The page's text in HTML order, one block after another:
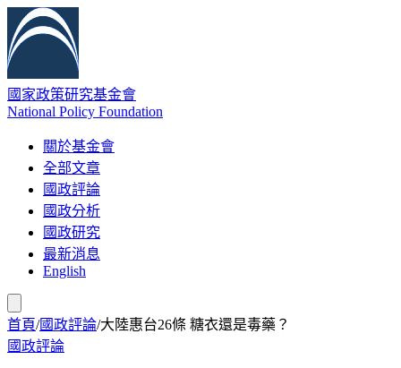
國家政策研究基金會
National Policy Foundation
關於基金會
全部文章
國政評論
國政分析
國政研究
最新消息
English
首頁/國政評論/大陸惠台26條 糖衣還是毒藥？
國政評論